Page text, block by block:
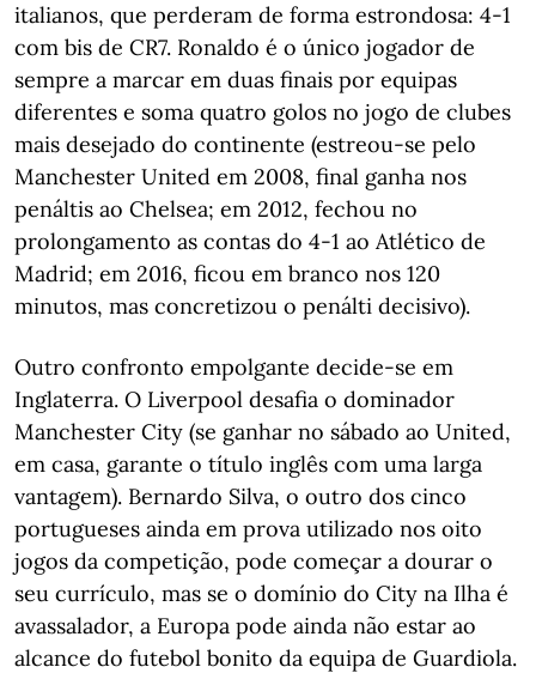
italianos, que perderam de forma estrondosa: 4-1
com bis de CR7. Ronaldo é o único jogador de
sempre a marcar em duas finais por equipas
diferentes e soma quatro golos no jogo de clubes
mais desejado do continente (estreou-se pelo
Manchester United em 2008, final ganha nos
penáltis ao Chelsea; em 2012, fechou no
prolongamento as contas do 4-1 ao Atlético de
Madrid; em 2016, ficou em branco nos 120
minutos, mas concretizou o penálti decisivo).
Outro confronto empolgante decide-se em
Inglaterra. O Liverpool desafia o dominador
Manchester City (se ganhar no sábado ao United,
em casa, garante o título inglês com uma larga
vantagem). Bernardo Silva, o outro dos cinco
portugueses ainda em prova utilizado nos oito
jogos da competição, pode começar a dourar o
seu currículo, mas se o domínio do City na Ilha é
avassalador, a Europa pode ainda não estar ao
alcance do futebol bonito da equipa de Guardiola.